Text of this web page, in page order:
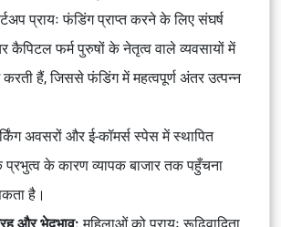
प्रायः फंडिंग प्राप्त करने के लिए संघर्ष
कैपिटल फर्म पुरुषों के नेतृत्व वाले व्यवसायों में
हैं, जिससे फंडिंग में महत्वपूर्ण अंतर उत्पन्न
अवसरों और ई-कॉमर्स स्पेस में स्थापित
प्रभुत्व के कारण व्यापक बाजार तक पहुँचना
है।